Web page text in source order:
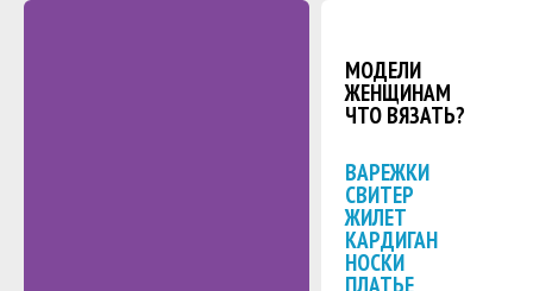
МОДЕЛИ
ЖЕНЩИНАМ
ЧТО ВЯЗАТЬ?
ВАРЕЖКИ
СВИТЕР
ЖИЛЕТ
КАРДИГАН
НОСКИ